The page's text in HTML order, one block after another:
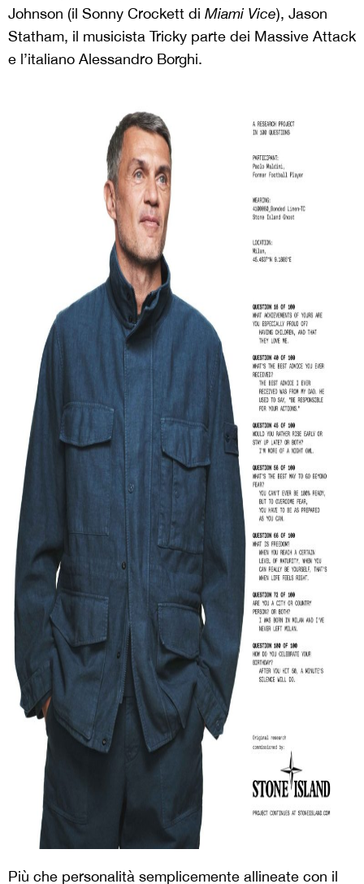
Johnson (il Sonny Crockett di Miami Vice), Jason
Statham, il musicista Tricky parte dei Massive Attack
e l’italiano Alessandro Borghi.
Più che personalità semplicemente allineate con il